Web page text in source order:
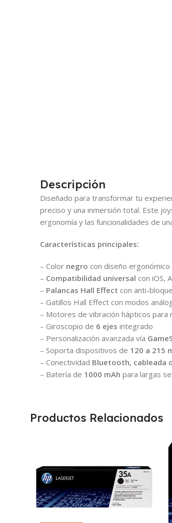
Descripción
Diseñado para transformar tu
preciso y una inmersión total. Este
ergonomía y las funcionalidades de
Características principales:
– Color negro con diseño ergonómico
– Compatibilidad universal con iOS,
– Palancas Hall Effect con anti-
– Gatillos Hall Effect con modos
– Motores de vibración hápticos para
– Giroscopio de 6 ejes integrado
– Personalización avanzada vía
– Soporta dispositivos de 120 a 215
– Conectividad Bluetooth, cableada
– Batería de 1000 mAh para largas
Productos Relacionados